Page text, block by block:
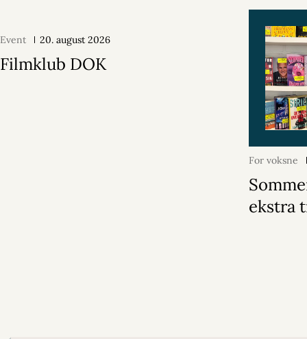
Event 20. august 2026
Filmklub DOK
For voksne
ekstra